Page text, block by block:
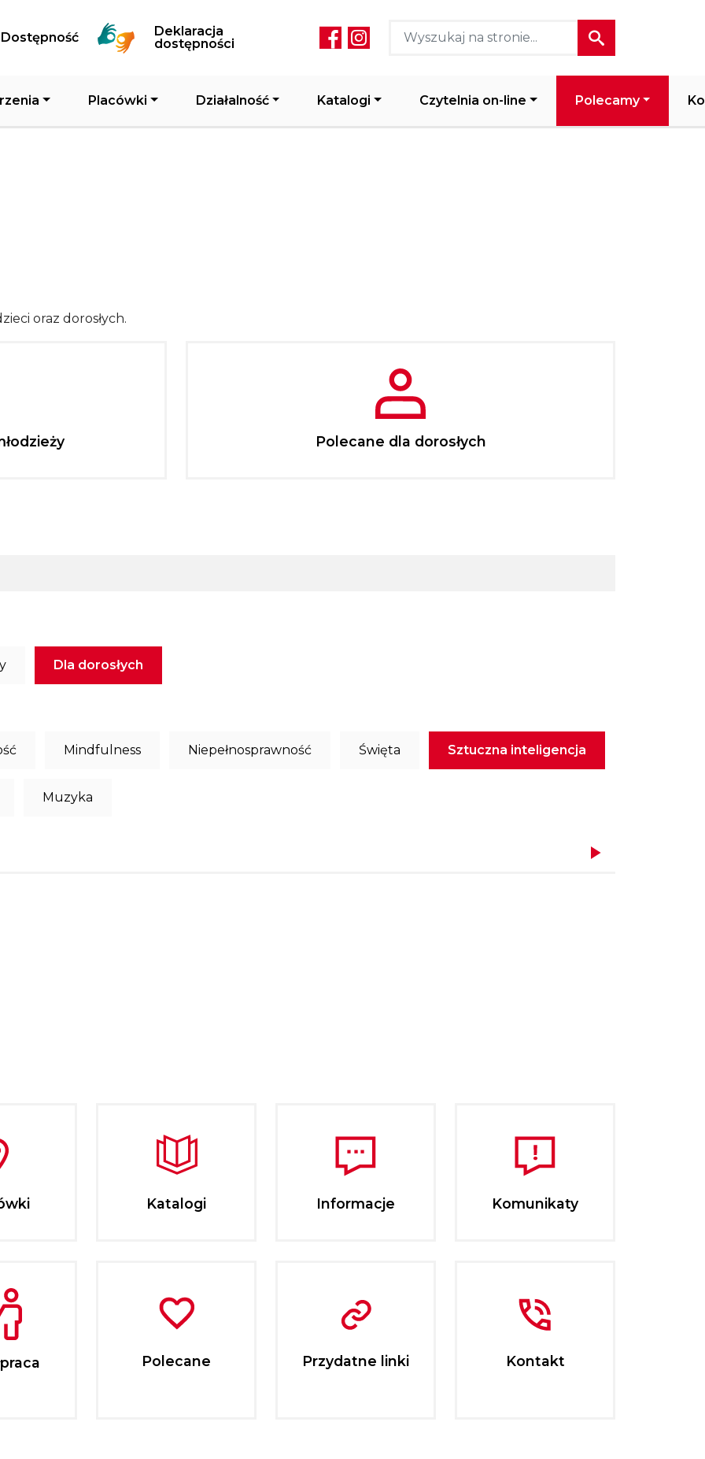
Dostępność
Deklaracja
dostępności
Social media header
Placówki Działalność Katalogi Czytelnia on-line Polecamy
oraz dorosłych.
Polecane dla dorosłych
Dla dorosłych
Mindfulness Niepełnosprawność Święta Sztuczna inteligencja
Muzyka
Katalogi Informacje Komunikaty
Polecane Przydatne linki Kontakt